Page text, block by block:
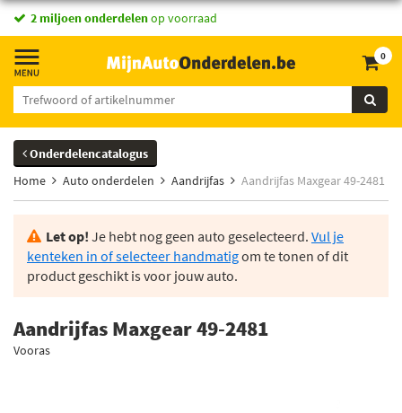
2 miljoen onderdelenop voorraad
0
Onderdelencatalogus
Home
Auto onderdelen Aandrijfas Aandrijfas Maxgear 49-2481
Let op! Je hebt nog geen auto geselecteerd. Vul je
kenteken in of selecteer handmatigom te tonen of dit
product geschikt is voor jouw auto.
Aandrijfas Maxgear 49-2481
Vooras